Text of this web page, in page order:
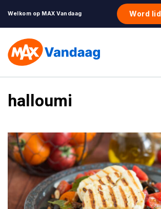
Welkom op MAX Vandaag Word lid
halloumi